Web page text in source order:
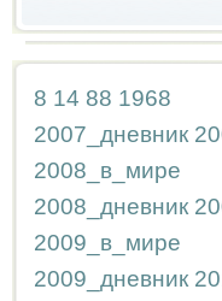
8 14 88 1968
2007_дневник
2008_в_мире
2008_дневник
2009_в_мире
2009_дневник